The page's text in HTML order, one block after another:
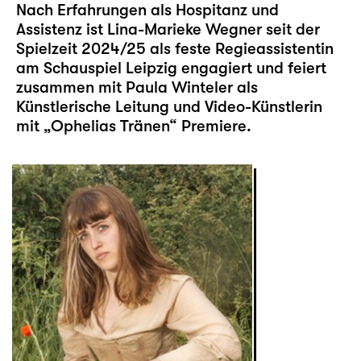
Nach Erfahrungen als Hospitanz und
Assistenz ist Lina-Marieke Wegner seit der
Spielzeit 2024/25 als feste Regieassistentin
am Schauspiel Leipzig engagiert und feiert
zusammen mit Paula Winteler als
Künstlerische Leitung und Video-Künstlerin
mit „Ophelias Tränen“ Premiere.